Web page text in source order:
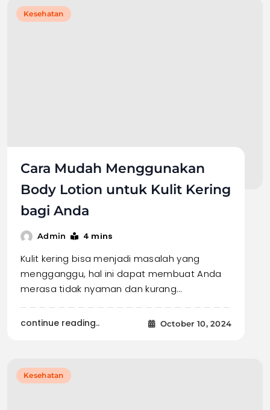
Kesehatan
Cara Mudah Menggunakan
Body Lotion untuk Kulit Kering
bagi Anda
Admin 4 mins
Kulit kering bisa menjadi masalah yang
mengganggu, hal ini dapat membuat Anda
merasa tidak nyaman dan kurang…
continue reading.. October 10, 2024
Kesehatan